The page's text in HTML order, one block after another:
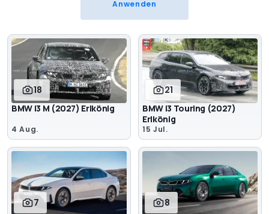
18
BMW i3 M (2027) Erlkönig
4 Aug.
21
BMW i3 Touring (2027)
Erlkönig
15 Jul.
7 8